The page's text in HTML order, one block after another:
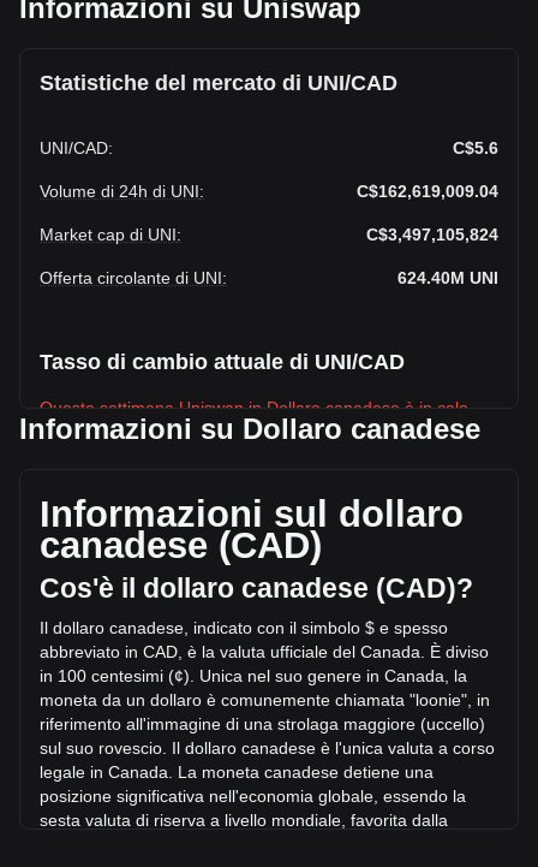
Informazioni su Uniswap
Statistiche del mercato di UNI/CAD
UNI/CAD: C$5.6
Volume di 24h di UNI: C$162,619,009.04
Market cap di UNI: C$3,497,105,824
Offerta circolante di UNI: 624.40M UNI
Tasso di cambio attuale di UNI/CAD
Questa settimana Uniswap in Dollaro canadese è in calo.
mercato totale di C$3,497,105,824 CAD. Il volume di trading
di Uniswap ha subito una variazione di C$-14,205,555.00
CAD nelle ultime 24 ore, pari a -8.03%. Inoltre, nell’ultima
giornata di trading, è stato scambiato un volume pari a
C$176,824,564.05 di UNI.
Ulteriori informazioni riguardo Uniswap su
Bitget
Prezzo di Uniswap
Previsione del prezzo di Uniswap
Che cos'è Uniswap (UNI)
Calcolatore di profitto di Uniswap
Informazioni su Dollaro canadese
Informazioni sul dollaro
canadese (CAD)
Cos'è il dollaro canadese (CAD)?
Il dollaro canadese, indicato con il simbolo $ e spesso
abbreviato in CAD, è la valuta ufficiale del Canada. È diviso
in 100 centesimi (¢). Unica nel suo genere in Canada, la
moneta da un dollaro è comunemente chiamata "loonie", in
riferimento all'immagine di una strolaga maggiore (uccello)
sul suo rovescio. Il dollaro canadese è l'unica valuta a corso
legale in Canada. La moneta canadese detiene una
posizione significativa nell'economia globale, essendo la
sesta valuta di riserva a livello mondiale, favorita dalla